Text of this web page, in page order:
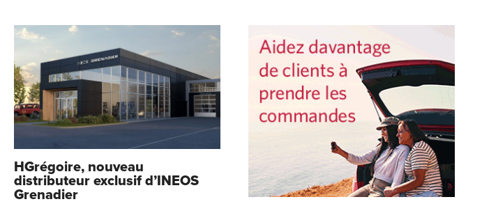
HGrégoire, nouveau
distributeur exclusif d’INEOS
Grenadier